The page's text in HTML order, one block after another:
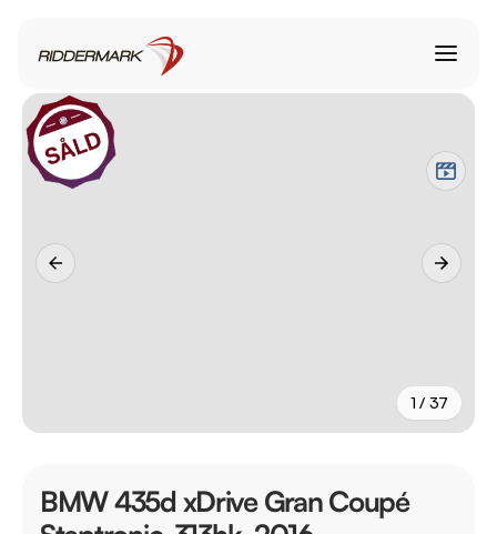
1 / 37
BMW 435d xDrive Gran Coupé